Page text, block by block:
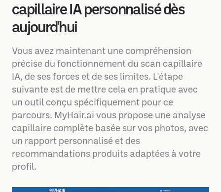
capillaire IA personnalisé dès
aujourd'hui
Vous avez maintenant une compréhension
précise du fonctionnement du scan capillaire
IA, de ses forces et de ses limites. L'étape
suivante est de mettre cela en pratique avec
un outil conçu spécifiquement pour ce
parcours. MyHair.ai vous propose une analyse
capillaire complète basée sur vos photos, avec
un rapport personnalisé et des
recommandations produits adaptées à votre
profil.